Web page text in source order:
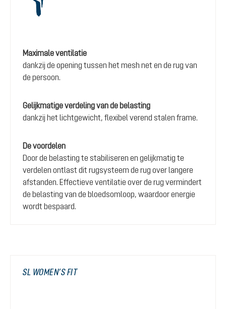
Maximale ventilatie
dankzij de opening tussen het mesh net en de rug van
de persoon.
Gelijkmatige verdeling van de belasting
dankzij het lichtgewicht, flexibel verend stalen frame.
De voordelen
Door de belasting te stabiliseren en gelijkmatig te
verdelen ontlast dit rugsysteem de rug over langere
afstanden. Effectieve ventilatie over de rug vermindert
de belasting van de bloedsomloop, waardoor energie
wordt bespaard.
SL WOMEN’S FIT